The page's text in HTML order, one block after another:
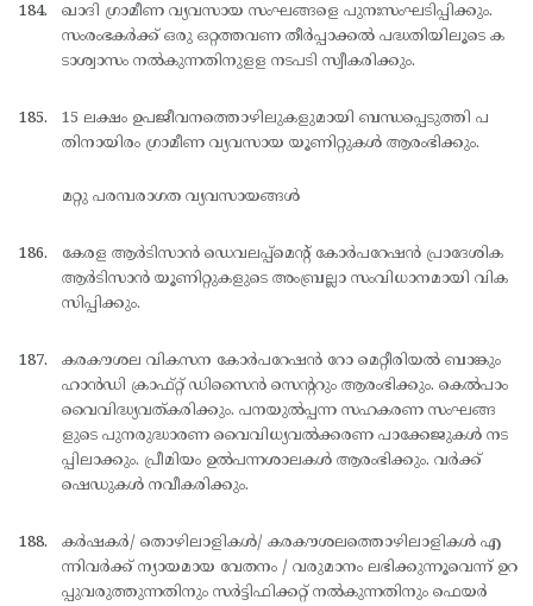
ഖാദി ഗ്രാമീണ വ്യവസായ സംഘങ്ങളെ പുനഃസംഘടിപ്പിക്കും.
സംരംഭകര്‍ക്ക് ഒരു ഒറ്റത്തവണ തീര്‍പ്പാക്കല്‍ പദ്ധതിയിലൂടെ ക
ടാശ്വാസം നല്‍കുന്നതിനുളള നടപടി സ്വീകരിക്കും.
15 ലക്ഷം ഉപജീവനത്തൊഴിലുകളുമായി ബന്ധപ്പെടുത്തി പ
തിനായിരം ഗ്രാമീണ വ്യവസായ യൂണിറ്റുകള്‍ ആരംഭിക്കും.
മറ്റു പരമ്പരാഗത വ്യവസായങ്ങള്‍
കേരള ആര്‍ടിസാന്‍ ഡെവലപ്പ്മെന്റ് കോര്‍പറേഷന്‍ പ്രാദേശിക
ആര്‍ടിസാന്‍ യൂണിറ്റുകളുടെ അംബ്രല്ലാ സംവിധാനമായി വിക
സിപ്പിക്കും.
കരകൗശല വികസന കോര്‍പറേഷന്‍ റോ മെറ്റീരിയല്‍ ബാങ്കും
ഹാന്‍ഡി ക്രാഫ്റ്റ് ഡിസൈന്‍ സെന്ററും ആരംഭിക്കും. കെല്‍പാം
വൈവിദ്ധ്യവത്കരിക്കും. പനയുല്‍പ്പന്ന സഹകരണ സംഘങ്ങ
ളുടെ പുനരുദ്ധാരണ വൈവിധ്യവല്‍ക്കരണ പാക്കേജുകള്‍ നട
പ്പിലാക്കും. പ്രീമിയം ഉല്‍പന്നശാലകള്‍ ആരംഭിക്കും. വര്‍ക്ക്
ഷെഡുകള്‍ നവീകരിക്കും.
കര്‍ഷകര്‍/ തൊഴിലാളികള്‍/ കരകൗശലത്തൊഴിലാളികള്‍ എ
ന്നിവര്‍ക്ക് ന്യായമായ വേതനം / വരുമാനം ലഭിക്കുന്നൂവെന്ന് ഉറ
പ്പുവരുത്തുന്നതിനും സര്‍ട്ടിഫിക്കറ്റ് നല്‍കുന്നതിനും ഫെയര്‍